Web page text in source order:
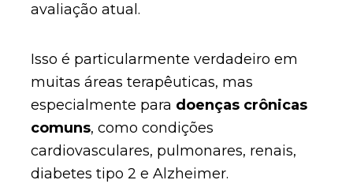
avaliação atual.
Isso é particularmente verdadeiro em
muitas áreas terapêuticas, mas
especialmente para doenças crônicas
comuns, como condições
cardiovasculares, pulmonares, renais,
diabetes tipo 2 e Alzheimer.